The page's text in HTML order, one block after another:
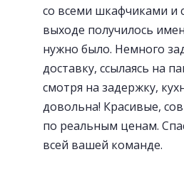
«Фартуки» с
со всеми шкафчиками и
выходе получилось
нужно было. Немного
доставку, ссылаясь на
смотря на задержку,
довольна! Красивые,
по реальным ценам.
всей вашей команде.